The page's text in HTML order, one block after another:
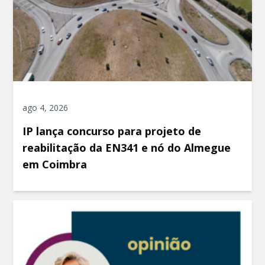
ago 4, 2026
IP lança concurso para projeto de
reabilitação da EN341 e nó do Almegue
em Coimbra